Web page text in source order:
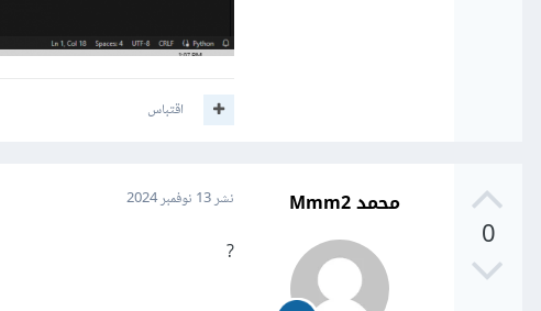
اقتباس
0
محمد Mmm2 نشر13 نوفمبر 2024
?